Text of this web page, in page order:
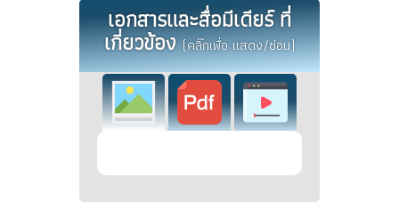
เอกสารและสื่อมีเดียร์ ที่
เกี่ยวข้อง(คลิ๊กเพื่อ แสดง/ซ่อน)